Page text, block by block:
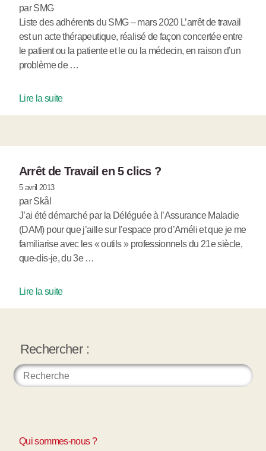
par SMG
Liste des adhérents du SMG – mars 2020 L’arrêt de travail
est un acte thérapeutique, réalisé de façon concertée entre
le patient ou la patiente et le ou la médecin, en raison d’un
problème de …
Lire la suite
Arrêt de Travail en 5 clics ?
5 avril 2013
par Skål
J’ai été démarché par la Déléguée à l’Assurance Maladie
(DAM) pour que j’aille sur l’espace pro d’Améli et que je me
familiarise avec les « outils » professionnels du 21e siècle,
que-dis-je, du 3e …
Lire la suite
Rechercher :
Qui sommes-nous ?